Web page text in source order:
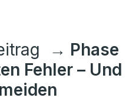
→ Phase
Fehler – Und